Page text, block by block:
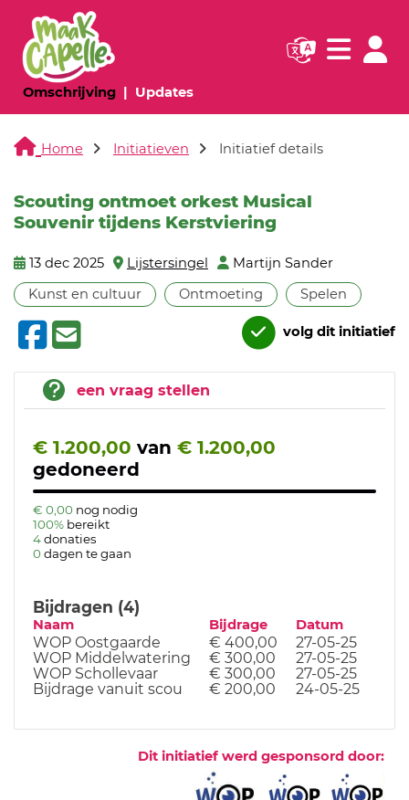
Omschrijving(huidige pagina)
Updates(huidige pagina)
Navigatie
Home Initiatieven Initiatief details
Scouting ontmoet orkest Musical
Souvenir tijdens Kerstviering
13 dec 2025 Lijstersingel
Martijn Sander
Kunst en cultuur
Ontmoeting Spelen
volg dit initiatief
een vraag stellen
€ 1.200,00 van € 1.200,00
gedoneerd
€ 0,00 nog nodig
100% bereikt
4donaties
0 dagen te gaan
Bijdragen (4)
Naam Bijdrage Datum
WOP Oostgaarde € 400,00
27-05-25
WOP Middelwatering
€ 300,00
27-05-25
WOP Schollevaar
€ 300,00
27-05-25
Bijdrage vanuit scou
€ 200,00 24-05-25
Dit initiatief werd gesponsord door: